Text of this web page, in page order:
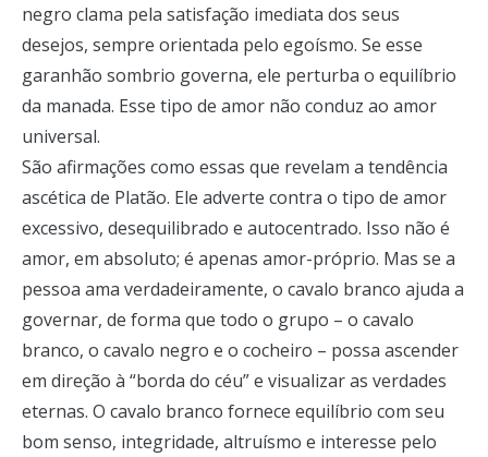
negro clama pela satisfação imediata dos seus
desejos, sempre orientada pelo egoísmo. Se esse
garanhão sombrio governa, ele perturba o equilíbrio
da manada. Esse tipo de amor não conduz ao amor
universal.
São afirmações como essas que revelam a tendência
ascética de Platão. Ele adverte contra o tipo de amor
excessivo, desequilibrado e autocentrado. Isso não é
amor, em absoluto; é apenas amor-próprio. Mas se a
pessoa ama verdadeiramente, o cavalo branco ajuda a
governar, de forma que todo o grupo – o cavalo
branco, o cavalo negro e o cocheiro – possa ascender
em direção à “borda do céu” e visualizar as verdades
eternas. O cavalo branco fornece equilíbrio com seu
bom senso, integridade, altruísmo e interesse pelo